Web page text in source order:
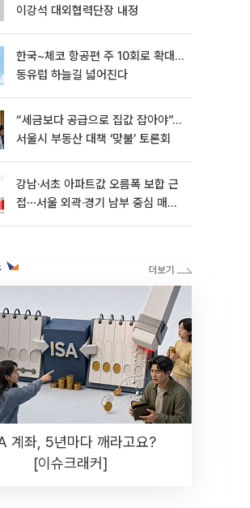
이강석 대외협력단장 내정
한국~체코 항공편 주 10회로 확대…
동유럽 하늘길 넓어진다
“세금보다 공급으로 집값 잡아야”…
서울시 부동산 대책 ‘맞불’ 토론회
강남·서초 아파트값 오름폭 보합 근
접⋯서울 외곽·경기 남부 중심 매수
계좌, 5년마다 깨라고요?
[이슈크래커]